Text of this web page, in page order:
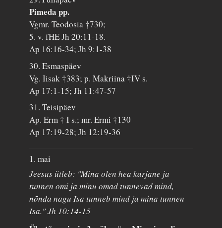
Pimeda pp.
Vgmr. Teodosia †730;
5. v. fHE Jh 20:11-18.
Ap 16:16-34; Jh 9:1-38
30. Esmaspäev
Vg. Iisak †383; p. Makriina †IV s.
Ap 17:1-15; Jh 11:47-57
31. Teisipäev
Ap. Erm † I s.; mr. Ermi †130
Ap 17:19-28; Jh 12:19-36
1. mai
Jeesus ütleb: "Mina olen hea karjane ja
tunnen omi ja minu omad tunnevad mind,
nõnda nagu Isa tunneb mind ja mina tunnen
Isa." Jh 10:14-15